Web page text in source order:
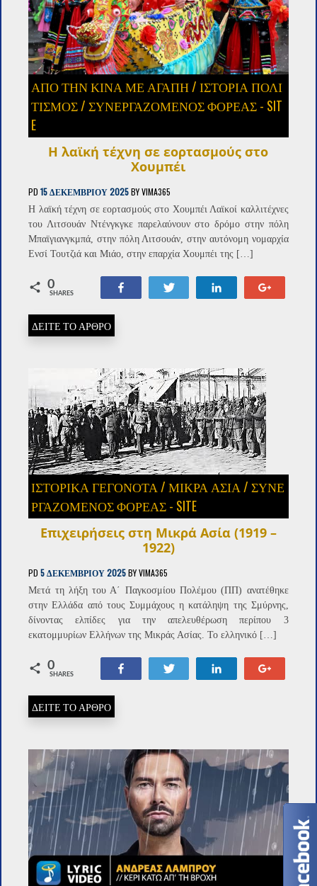
ΑΠΟ ΤΗΝ ΚΙΝΑ ΜΕ ΑΓΑΠΗ/ΙΣΤΟΡΙΑ ΠΟΛΙ
ΤΙΣΜΟΣ/ΣΥΝΕΡΓΑΖΌΜΕΝΟΣ ΦΟΡΈΑΣ - SIT
E
Η λαϊκή τέχνη σε εορτασμούς στο
Χουμπέι
PD15 ΔΕΚΕΜΒΡΊΟΥ 2025BYVIMA365
Η λαϊκή τέχνη σε εορτασμούς στο Χουμπέι Λαϊκοί καλλιτέχνες
του Λιτσουάν Ντένγκγκε παρελαύνουν στο δρόμο στην πόλη
Μπαϊγιανγκμπά, στην πόλη Λιτσουάν, στην αυτόνομη νομαρχία
Ενσί Τουτζιά και Μιάο, στην επαρχία Χουμπέι της […]
0
SHARES
ΔΕΙΤΕ ΤΟ ΑΡΘΡΟ
ΙΣΤΟΡΙΚΑ ΓΕΓΟΝΟΤΑ /ΜΙΚΡΑ ΑΣΙΑ /ΣΥΝΕ
ΡΓΑΖΌΜΕΝΟΣ ΦΟΡΈΑΣ - SITE
Επιχειρήσεις στη Μικρά Ασία (1919 –
1922)
PD5 ΔΕΚΕΜΒΡΊΟΥ 2025BYVIMA365
Μετά τη λήξη του Α΄ Παγκοσμίου Πολέμου (ΠΠ) ανατέθηκε
στην Ελλάδα από τους Συμμάχους η κατάληψη της Σμύρνης,
δίνοντας ελπίδες για την απελευθέρωση περίπου 3
εκατομμυρίων Ελλήνων της Μικράς Ασίας. Το ελληνικό […]
0
SHARES
ΔΕΙΤΕ ΤΟ ΑΡΘΡΟ